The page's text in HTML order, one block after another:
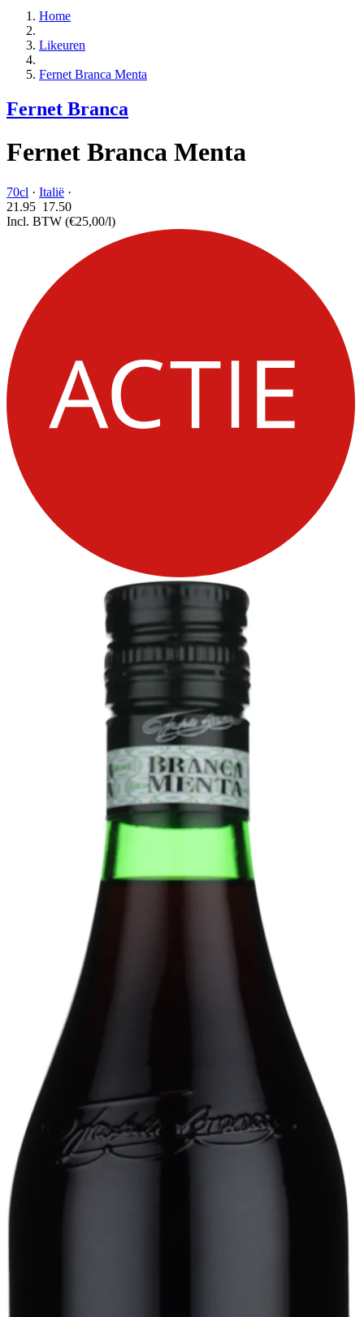
Home
Likeuren
Fernet Branca Menta
Fernet Branca
Fernet Branca Menta
70cl · Italië ·
21.95 17.50
Incl. BTW (€25,00/l)